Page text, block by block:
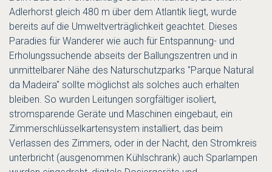
Adlerhorst gleich 480 m über dem Atlantik liegt, wurde
bereits auf die Umweltverträglichkeit geachtet. Dieses
Paradies für Wanderer wie auch für Entspannung- und
Erholungssuchende abseits der Ballungszentren und in
unmittelbarer Nähe des Naturschutzparks "Parque Natural
da Madeira" sollte möglichst als solches auch erhalten
bleiben. So wurden Leitungen sorgfältiger isoliert,
stromsparende Geräte und Maschinen eingebaut, ein
Zimmerschlüsselkartensystem installiert, das beim
Verlassen des Zimmers, oder in der Nacht, den Stromkreis
unterbricht (ausgenommen Kühlschrank) auch Sparlampen